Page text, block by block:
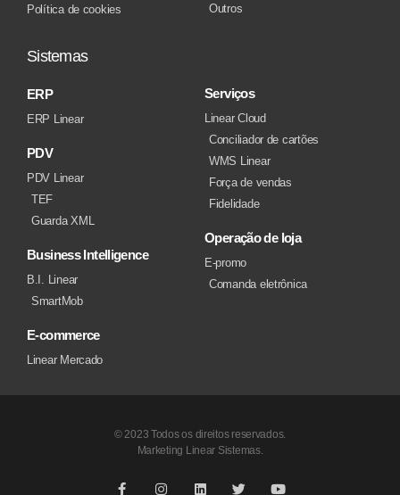
Política de cookies
Outros
Sistemas
ERP
ERP Linear
PDV
PDV Linear
TEF
Guarda XML
Business Intelligence
B.I. Linear
SmartMob
E-commerce
Linear Mercado
Serviços
Linear Cloud
Conciliador de cartões
WMS Linear
Força de vendas
Fidelidade
Operação de loja
E-promo
Comanda eletrônica
© 2023 Todos os direitos reservados.
Marketing Linear Sistemas.